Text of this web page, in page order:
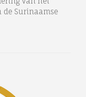
Surinaamse